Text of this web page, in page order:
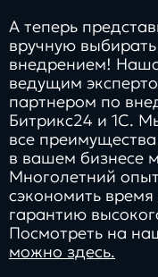
А теперь
вручную
внедрением!
ведущим
партнером по
Битрикс24 и 1С.
все
в вашем бизнесе
Многолетний
сэкономить
гарантию
Посмотреть на
можно здесь.